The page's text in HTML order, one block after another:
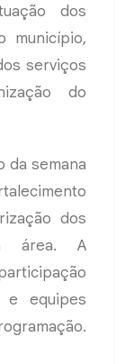
dos
município,
serviços
do
da semana
dos
área. A
e equipes